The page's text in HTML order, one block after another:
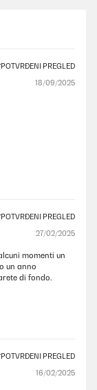
POTVRĐENI PREGLED
18/09/2025
POTVRĐENI PREGLED
27/02/2025
momenti un
un anno
di fondo.
POTVRĐENI PREGLED
16/02/2025